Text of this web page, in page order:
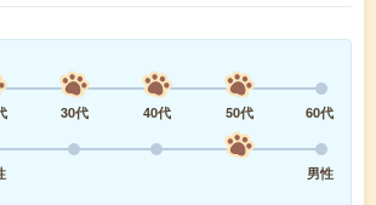
30代 40代 50代
60代
男性